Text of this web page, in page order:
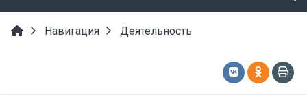
Навигация Деятельность